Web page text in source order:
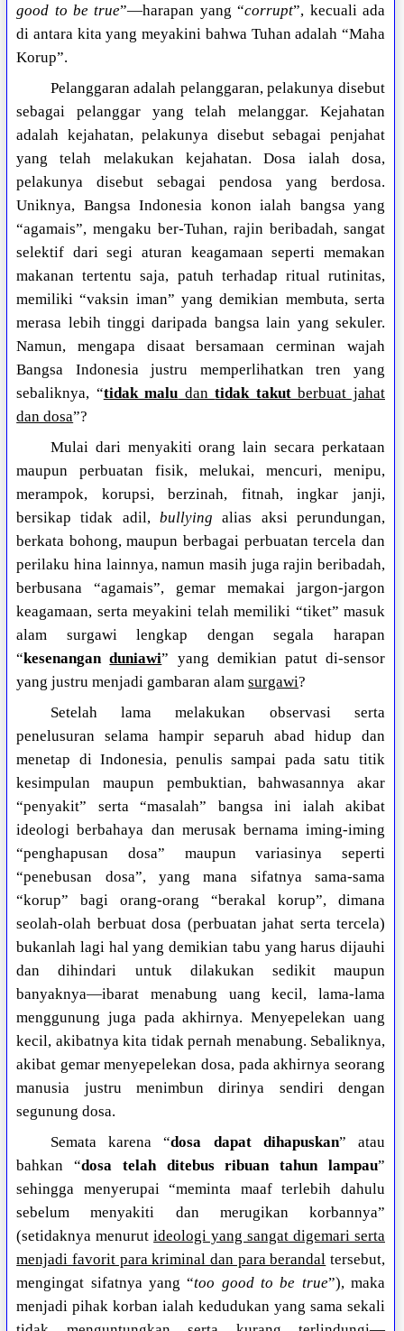
good to be true”—harapan yang “corrupt”, kecuali ada
di antara kita yang meyakini bahwa Tuhan adalah “Maha
Korup”.
Pelanggaran adalah pelanggaran, pelakunya disebut
sebagai pelanggar yang telah melanggar. Kejahatan
adalah kejahatan, pelakunya disebut sebagai penjahat
yang telah melakukan kejahatan. Dosa ialah dosa,
pelakunya disebut sebagai pendosa yang berdosa.
Uniknya, Bangsa Indonesia konon ialah bangsa yang
“agamais”, mengaku ber-Tuhan, rajin beribadah, sangat
selektif dari segi aturan keagamaan seperti memakan
makanan tertentu saja, patuh terhadap ritual rutinitas,
memiliki “vaksin iman” yang demikian membuta, serta
merasa lebih tinggi daripada bangsa lain yang sekuler.
Namun, mengapa disaat bersamaan cerminan wajah
Bangsa Indonesia justru memperlihatkan tren yang
sebaliknya, “tidak malu dantidak takutberbuat jahat
dan dosa”?
Mulai dari menyakiti orang lain secara perkataan
maupun perbuatan fisik, melukai, mencuri, menipu,
merampok, korupsi, berzinah, fitnah, ingkar janji,
bersikap tidak adil,bullying alias aksi perundungan,
berkata bohong, maupun berbagai perbuatan tercela dan
perilaku hina lainnya, namun masih juga rajin beribadah,
berbusana “agamais”, gemar memakai jargon-jargon
keagamaan, serta meyakini telah memiliki “tiket” masuk
alam surgawi lengkap dengan segala harapan
“kesenanganduniawi” yang demikian patut di-sensor
yang justru menjadi gambaran alamsurgawi?
Setelah lama melakukan observasi serta
penelusuran selama hampir separuh abad hidup dan
menetap di Indonesia, penulis sampai pada satu titik
kesimpulan maupun pembuktian, bahwasannya akar
“penyakit” serta “masalah” bangsa ini ialah akibat
ideologi berbahaya dan merusak bernama iming-iming
“penghapusan dosa” maupun variasinya seperti
“penebusan dosa”, yang mana sifatnya sama-sama
“korup” bagi orang-orang “berakal korup”, dimana
seolah-olah berbuat dosa (perbuatan jahat serta tercela)
bukanlah lagi hal yang demikian tabu yang harus dijauhi
dan dihindari untuk dilakukan sedikit maupun
banyaknya—ibarat menabung uang kecil, lama-lama
menggunung juga pada akhirnya. Menyepelekan uang
kecil, akibatnya kita tidak pernah menabung. Sebaliknya,
akibat gemar menyepelekan dosa, pada akhirnya seorang
manusia justru menimbun dirinya sendiri dengan
segunung dosa.
Semata karena “dosa dapat dihapuskan” atau
bahkan “dosa telah ditebus ribuan tahun lampau”
sehingga menyerupai “meminta maaf terlebih dahulu
sebelum menyakiti dan merugikan korbannya”
(setidaknya menurutideologi yang sangat digemari serta
menjadi favorit para kriminal dan para berandal tersebut,
mengingat sifatnya yang “too good to be true”), maka
menjadi pihak korban ialah kedudukan yang sama sekali